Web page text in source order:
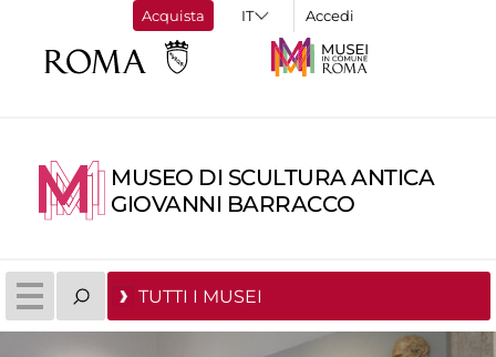
Acquista Accedi
MUSEO DI SCULTURA ANTICA
GIOVANNI BARRACCO
TUTTI I MUSEI